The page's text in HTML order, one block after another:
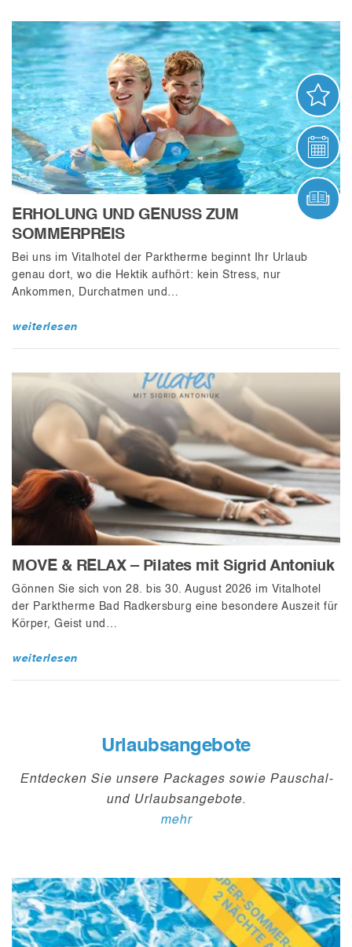
ERHOLUNG UND GENUSS ZUM
SOMMERPREIS
Bei uns im Vitalhotel der Parktherme beginnt Ihr Urlaub
genau dort, wo die Hektik aufhört: kein Stress, nur
Ankommen, Durchatmen und…
weiterlesen
MOVE & RELAX – Pilates mit Sigrid Antoniuk
Gönnen Sie sich von 28. bis 30. August 2026 im Vitalhotel
der Parktherme Bad Radkersburg eine besondere Auszeit für
Körper, Geist und…
weiterlesen
Urlaubsangebote
Entdecken Sie unsere Packages sowie Pauschal-
und Urlaubsangebote.
mehr